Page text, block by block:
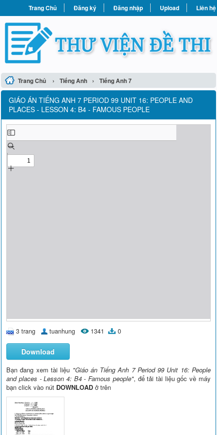
Trang Chủ Đăng ký Đăng nhập Upload Liên hệ
Trang Chủ › Tiếng Anh › Tiếng Anh 7
GIÁO ÁN TIẾNG ANH 7 PERIOD 99 UNIT 16: PEOPLE AND
PLACES - LESSON 4: B4 - FAMOUS PEOPLE
3 trang tuanhung 1341 0
Download
Bạn đang xem tài liệu "Giáo án Tiếng Anh 7 Period 99 Unit 16: People
and places - Lesson 4: B4 - Famous people", để tải tài liệu gốc về máy
bạn click vào nút DOWNLOAD ở trên